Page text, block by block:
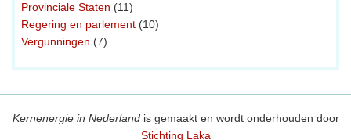
Provinciale Staten (11)
Regering en parlement (10)
Vergunningen (7)
Kernenergie in Nederlandis gemaakt en wordt onderhouden door
Stichting Laka